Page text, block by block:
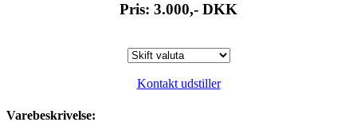
Pris: 3.000,- DKK
Kontakt udstiller
Varebeskrivelse: